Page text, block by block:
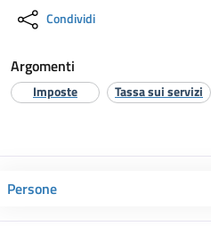
Condividi
Argomenti
Imposte Tassa sui servizi
Persone